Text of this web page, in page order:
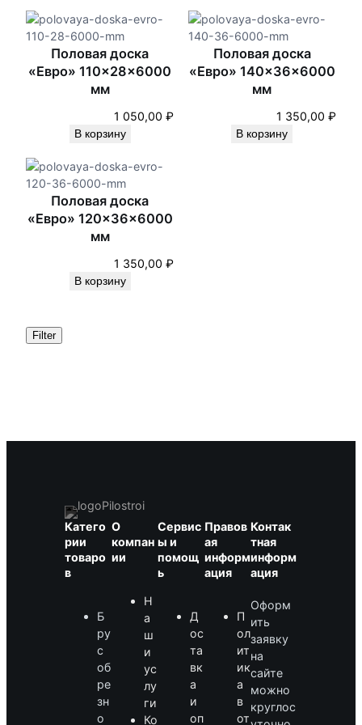
Половая доска
«Евро» 110×28×6000
мм
1 050,00₽
В корзину
Половая доска
«Евро» 140×36×6000
мм
1 350,00 ₽
В корзину
Половая доска
«Евро» 120×36×6000
мм
1 350,00₽
В корзину
Filter
Катего
рии
товаро
в
Б
ру
с
об
ре
зн
о
О
компан
ии
Н
а
ш
и
ус
лу
ги
Ко
Сервис
ы и
помощ
ь
Д
ос
та
вк
а
и
оп
Правов
ая
информ
ация
П
ол
ит
ик
а
в
от
Контак
тная
информ
ация
Оформ
ить
заявку
на
сайте
можно
круглос